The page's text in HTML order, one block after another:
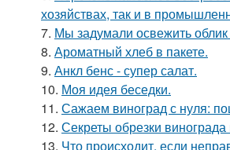
хозяйствах, так и в
7. Мы задумали освежить
8. Ароматный хлеб в пакете.
9. Анкл бенс - супер салат.
10. Моя идея беседки.
11. Сажаем виноград с нуля:
12. Секреты обрезки
13. Что происходит, если